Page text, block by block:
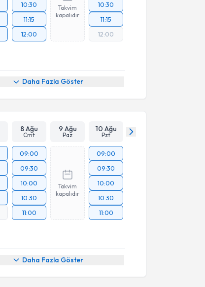
10:30
11:15
12:00
Takvim
kapalıdır
10:30
11:15
12:00
Daha Fazla Göster
8 Ağu
Cmt
9 Ağu
Paz
10 Ağu
Pzt
09:00
09:30
10:00
10:30
11:00
Takvim
kapalıdır
09:00
09:30
10:00
10:30
11:00
Daha Fazla Göster